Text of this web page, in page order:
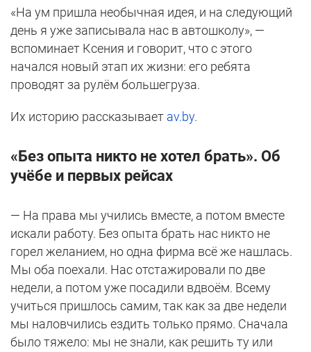
«На ум пришла необычная идея, и на следующий
день я уже записывала нас в автошколу», —
вспоминает Ксения и говорит, что с этого
начался новый этап их жизни: его ребята
проводят за рулём большегруза.
Их историю рассказывает av.by.
«Без опыта никто не хотел брать». Об
учёбе и первых рейсах
— На права мы учились вместе, а потом вместе
искали работу. Без опыта брать нас никто не
горел желанием, но одна фирма всё же нашлась.
Мы оба поехали. Нас отстажировали по две
недели, а потом уже посадили вдвоём. Всему
учиться пришлось самим, так как за две недели
мы наловчились ездить только прямо. Сначала
было тяжело: мы не знали, как решить ту или